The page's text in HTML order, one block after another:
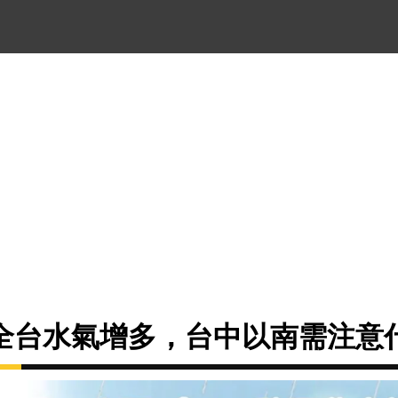
台水氣增多，台中以南需注意